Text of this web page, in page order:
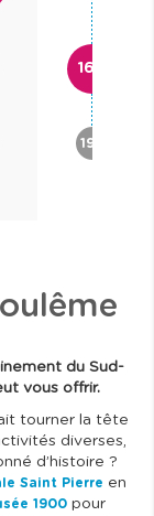
16€
19€
du Sud-
vous offrir.
tourner la tête
diverses,
d’histoire ?
Saint Pierre en
1900 pour